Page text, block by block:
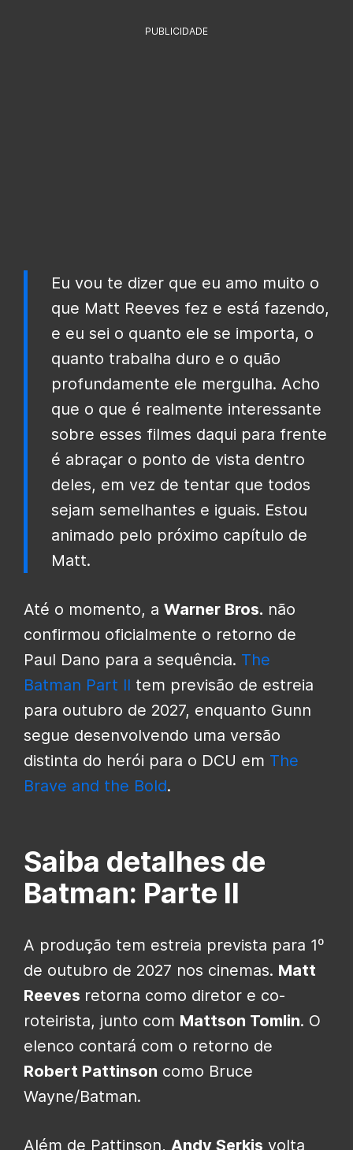
PUBLICIDADE
Eu vou te dizer que eu amo muito o
que Matt Reeves fez e está fazendo,
e eu sei o quanto ele se importa, o
quanto trabalha duro e o quão
profundamente ele mergulha. Acho
que o que é realmente interessante
sobre esses filmes daqui para frente
é abraçar o ponto de vista dentro
deles, em vez de tentar que todos
sejam semelhantes e iguais. Estou
animado pelo próximo capítulo de
Matt.
Até o momento, a Warner Bros. não
confirmou oficialmente o retorno de
Paul Dano para a sequência. The
Batman Part II tem previsão de estreia
para outubro de 2027, enquanto Gunn
segue desenvolvendo uma versão
distinta do herói para o DCU em The
Brave and the Bold.
Saiba detalhes de
Batman: Parte II
A produção tem estreia prevista para 1º
de outubro de 2027 nos cinemas. Matt
Reeves retorna como diretor e co-
roteirista, junto com Mattson Tomlin. O
elenco contará com o retorno de
Robert Pattinson como Bruce
Wayne/Batman.
Além de Pattinson, Andy Serkis volta